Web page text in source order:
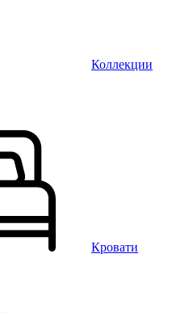
Коллекции
Кровати